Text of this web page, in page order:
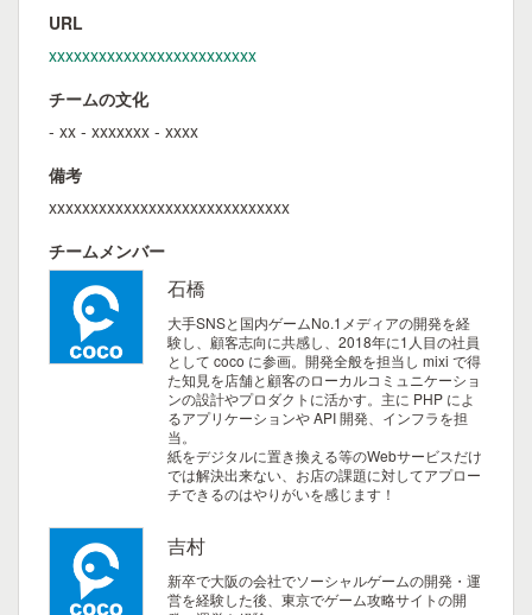
URL
xxxxxxxxxxxxxxxxxxxxxxxxx
チームの文化
- xx - xxxxxxx - xxxx
備考
xxxxxxxxxxxxxxxxxxxxxxxxxxxxx
チームメンバー
石橋
大手SNSと国内ゲームNo.1メディアの開発を経
験し、顧客志向に共感し、2018年に1人目の社員
として coco に参画。開発全般を担当し mixi で得
た知見を店舗と顧客のローカルコミュニケーショ
ンの設計やプロダクトに活かす。主に PHP によ
るアプリケーションや API 開発、インフラを担
当。
紙をデジタルに置き換える等のWebサービスだけ
では解決出来ない、お店の課題に対してアプロー
チできるのはやりがいを感じます！
吉村
新卒で大阪の会社でソーシャルゲームの開発・運
営を経験した後、東京でゲーム攻略サイトの開